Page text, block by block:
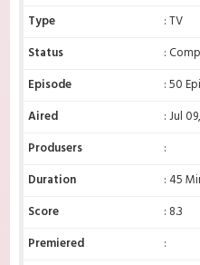
Type
: TV
Status
:
Episode
: 50
Aired
: Jul
Produsers
:
Duration
: 45
Score
: 8.3
Premiered
: